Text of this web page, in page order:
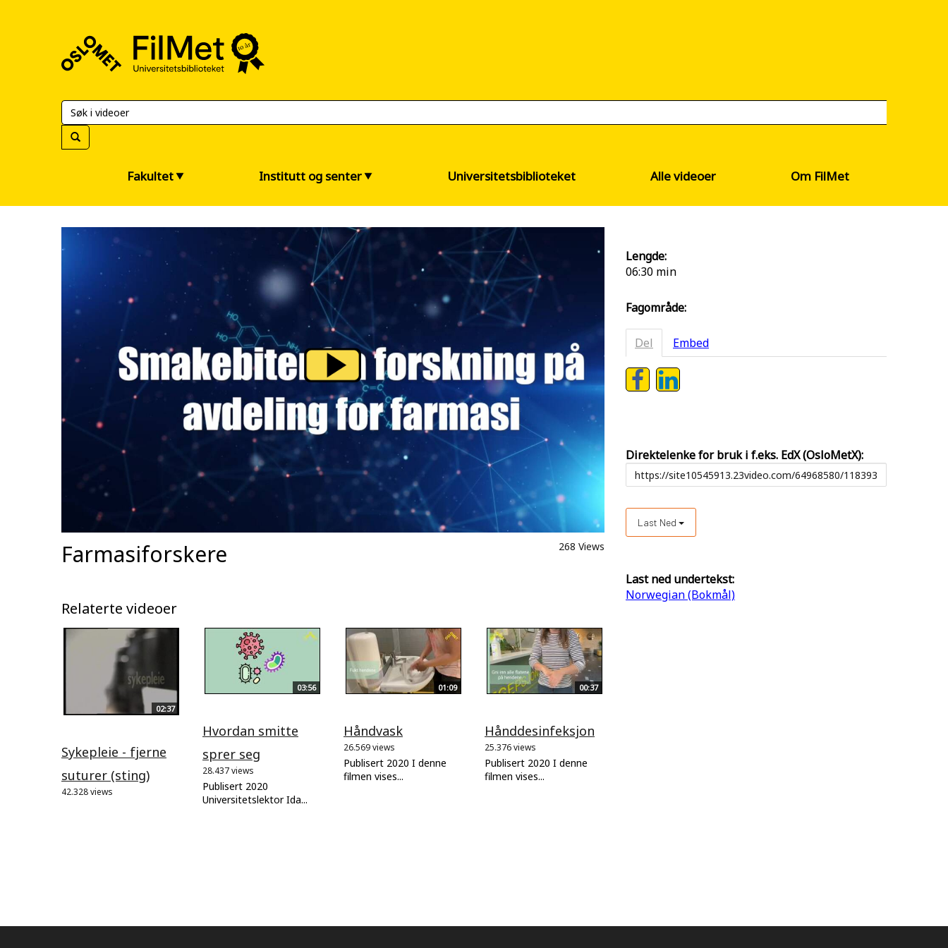
Universitetsbiblioteket
Fakultet Institutt og senter Universitetsbiblioteket Alle videoer Om FilMet
Farmasiforskere 268 Views
Relaterte videoer
02:37
Sykepleie - fjerne
suturer (sting)
42.328 views
03:56
Hvordan smitte
sprer seg
28.437 views
Publisert 2020
Universitetslektor Ida...
01:09
Håndvask
26.569 views
Publisert 2020 I denne
filmen vises...
00:37
Hånddesinfeksjon
25.376 views
Publisert 2020 I denne
filmen vises...
Lengde:
06:30 min
Fagområde:
Del Embed
Direktelenke for bruk i f.eks. EdX (OsloMetX):
Last Ned
Last ned undertekst:
Norwegian (Bokmål)